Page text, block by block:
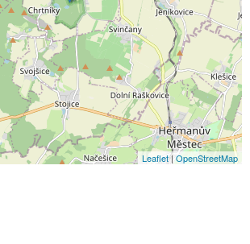
Leaflet| OpenStreetMap